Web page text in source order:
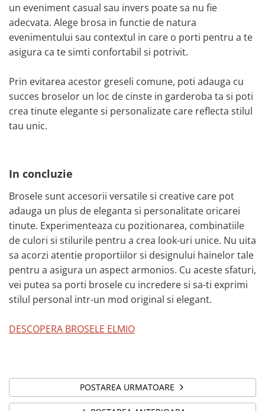
un eveniment casual sau invers poate sa nu fie
adecvata. Alege brosa in functie de natura
evenimentului sau contextul in care o porti pentru a te
asigura ca te simti confortabil si potrivit.
Prin evitarea acestor greseli comune, poti adauga cu
succes broselor un loc de cinste in garderoba ta si poti
crea tinute elegante si personalizate care reflecta stilul
tau unic.
In concluzie
Brosele sunt accesorii versatile si creative care pot
adauga un plus de eleganta si personalitate oricarei
tinute. Experimenteaza cu pozitionarea, combinatiile
de culori si stilurile pentru a crea look-uri unice. Nu uita
sa acorzi atentie proportiilor si designului hainelor tale
pentru a asigura un aspect armonios. Cu aceste sfaturi,
vei putea sa porti brosele cu incredere si sa-ti exprimi
stilul personal intr-un mod original si elegant.
DESCOPERA BROSELE ELMIO
POSTAREA URMATOARE